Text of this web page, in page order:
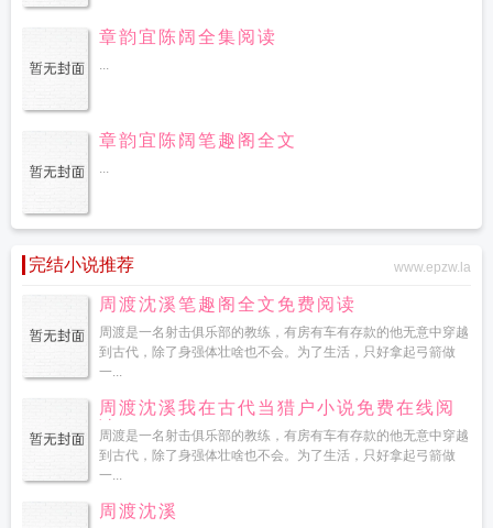
章韵宜陈阔全集阅读
...
章韵宜陈阔笔趣阁全文
...
完结小说推荐 www.epzw.la
周渡沈溪笔趣阁全文免费阅读
周渡是一名射击俱乐部的教练，有房有车有存款的他无意中穿越
到古代，除了身强体壮啥也不会。为了生活，只好拿起弓箭做
一...
周渡沈溪我在古代当猎户小说免费在线阅
读
周渡是一名射击俱乐部的教练，有房有车有存款的他无意中穿越
到古代，除了身强体壮啥也不会。为了生活，只好拿起弓箭做
一...
周渡沈溪